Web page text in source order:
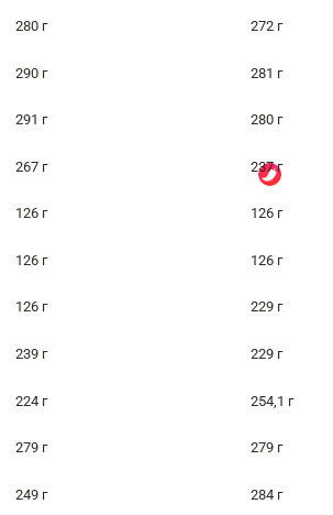
280 г 272 г
290 г 281 г
291 г 280 г
267 г 237 г
126 г 126 г
126 г 126 г
126 г 229 г
239 г 229 г
224 г 254,1 г
279 г 279 г
249 г 284 г